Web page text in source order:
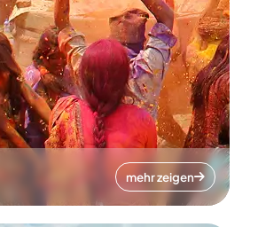
mehr zeigen